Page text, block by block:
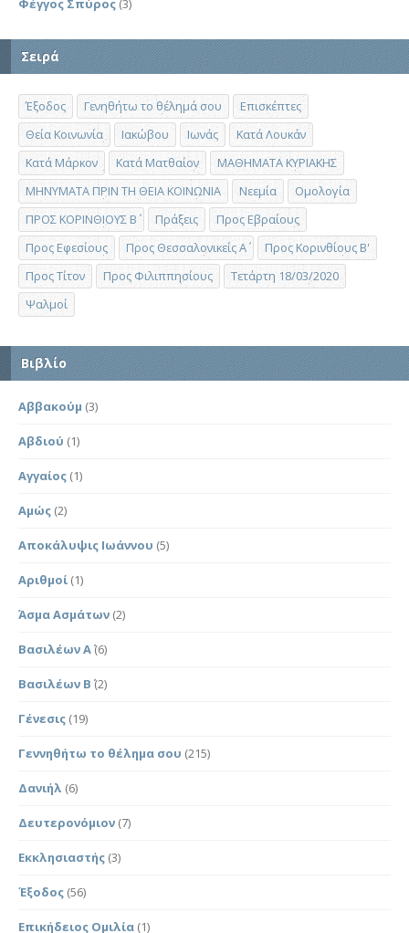
Φέγγος Σπύρος (3)
Σειρά
Έξοδος Γενηθήτω το θέλημά σου
Επισκέπτες
Θεία Κοινωνία
Ιακώβου Ιωνάς
Κατά Λουκάν
Κατά Μάρκον
Κατά Ματθαίον
ΜΑΘΗΜΑΤΑ ΚΥΡΙΑΚΗΣ
ΜΗΝΥΜΑΤΑ ΠΡΙΝ ΤΗ ΘΕΙΑ ΚΟΙΝΩΝΙΑ
Νεεμία
Ομολογία
ΠΡΟΣ ΚΟΡΙΝΘΙΟΥΣ Β΄
Πράξεις
Προς Εβραίους
Προς Εφεσίους
Προς Θεσσαλονικείς Α΄
Προς Κορινθίους Β'
Προς Τίτον
Προς Φιλιππησίους
Τετάρτη 18/03/2020
Ψαλμοί
Βιβλίο
Αββακούμ (3)
Αβδιού (1)
Αγγαίος (1)
Αμώς (2)
Αποκάλυψις Ιωάννου (5)
Αριθμοί (1)
Άσμα Ασμάτων (2)
Βασιλέων Α΄(6)
Βασιλέων Β΄ (2)
Γένεσις (19)
Γεννηθήτω το θέλημα σου (215)
Δανιήλ (6)
Δευτερονόμιον (7)
Εκκλησιαστής (3)
Έξοδος (56)
Επικήδειος Ομιλία (1)